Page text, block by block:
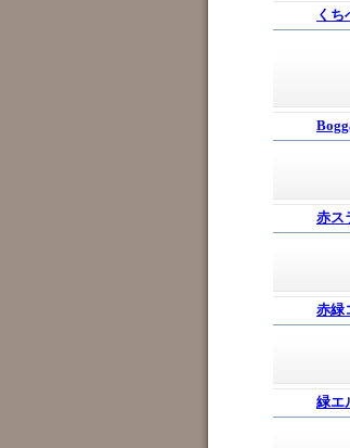
くち
赤ス
赤緑
緑エ